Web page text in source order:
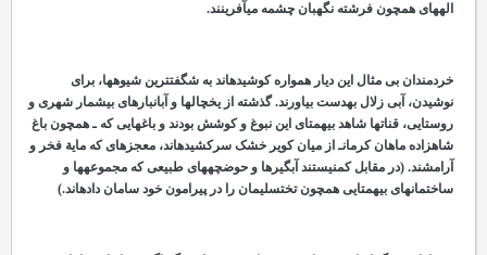
ای همچون فرشته نگهبان چشمه میآفرینند.
خردمندان بی مثال این دیار همواره کوشیدهاند به شگفتترین شیوهها، برای
نوشیدن، آبی زلال بهدست بیاورند. گذشته از یخچالها و آب انبارهای بیشمار شهری و
روستایی، قناتها شاهد بیهمتای این نبوغ و کوشش بودند و باغ هایی که ـ همچون باغ
شاهزاده ماهان کرمانـ از میان کویر خشک سرکشیدهاند، معجزهای که مایة فخر و
آرامشند. (در مقابل کمنیستند آبگیرها و حوضچههای طبیعی که مجموعهها و
ساختمانهای بیهمتایی همچون تختسلیمان را در پیرامون خود سامان دادهاند.)